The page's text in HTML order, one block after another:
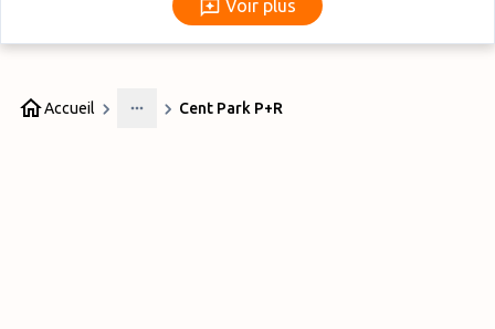
Voir plus
Accueil
More
Cent Park P+R